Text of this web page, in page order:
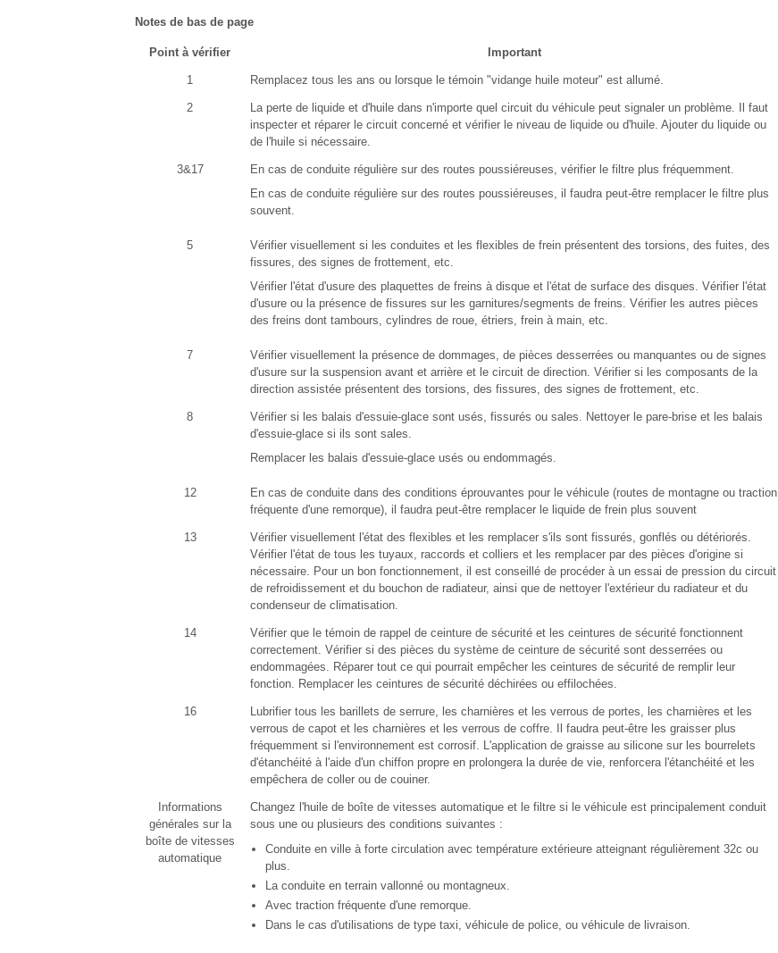
Notes de bas de page
Point à vérifier Important
1 Remplacez tous les ans ou lorsque le témoin "vidange huile moteur" est allumé.
2
La perte de liquide et d'huile dans n'importe quel circuit du véhicule peut signaler un problème. Il faut
inspecter et réparer le circuit concerné et vérifier le niveau de liquide ou d'huile. Ajouter du liquide ou
de l'huile si nécessaire.
3&17
En cas de conduite régulière sur des routes poussiéreuses, vérifier le filtre plus fréquemment.
En cas de conduite régulière sur des routes poussiéreuses, il faudra peut-être remplacer le filtre plus
souvent.
5
Vérifier visuellement si les conduites et les flexibles de frein présentent des torsions, des fuites, des
fissures, des signes de frottement, etc.
Vérifier l'état d'usure des plaquettes de freins à disque et l'état de surface des disques. Vérifier l'état
d'usure ou la présence de fissures sur les garnitures/segments de freins. Vérifier les autres pièces
des freins dont tambours, cylindres de roue, étriers, frein à main, etc.
7
Vérifier visuellement la présence de dommages, de pièces desserrées ou manquantes ou de signes
d'usure sur la suspension avant et arrière et le circuit de direction. Vérifier si les composants de la
direction assistée présentent des torsions, des fissures, des signes de frottement, etc.
8
Vérifier si les balais d'essuie-glace sont usés, fissurés ou sales. Nettoyer le pare-brise et les balais
d'essuie-glace si ils sont sales.
Remplacer les balais d'essuie-glace usés ou endommagés.
12
En cas de conduite dans des conditions éprouvantes pour le véhicule (routes de montagne ou traction
fréquente d'une remorque), il faudra peut-être remplacer le liquide de frein plus souvent
13
Vérifier visuellement l'état des flexibles et les remplacer s'ils sont fissurés, gonflés ou détériorés.
Vérifier l'état de tous les tuyaux, raccords et colliers et les remplacer par des pièces d'origine si
nécessaire. Pour un bon fonctionnement, il est conseillé de procéder à un essai de pression du circuit
de refroidissement et du bouchon de radiateur, ainsi que de nettoyer l'extérieur du radiateur et du
condenseur de climatisation.
14
Vérifier que le témoin de rappel de ceinture de sécurité et les ceintures de sécurité fonctionnent
correctement. Vérifier si des pièces du système de ceinture de sécurité sont desserrées ou
endommagées. Réparer tout ce qui pourrait empêcher les ceintures de sécurité de remplir leur
fonction. Remplacer les ceintures de sécurité déchirées ou effilochées.
16
Lubrifier tous les barillets de serrure, les charnières et les verrous de portes, les charnières et les
verrous de capot et les charnières et les verrous de coffre. Il faudra peut-être les graisser plus
fréquemment si l'environnement est corrosif. L'application de graisse au silicone sur les bourrelets
d'étanchéité à l'aide d'un chiffon propre en prolongera la durée de vie, renforcera l'étanchéité et les
empêchera de coller ou de couiner.
Informations
générales sur la
boîte de vitesses
automatique
Changez l'huile de boîte de vitesses automatique et le filtre si le véhicule est principalement conduit
sous une ou plusieurs des conditions suivantes :
Conduite en ville à forte circulation avec température extérieure atteignant régulièrement 32c ou
plus.
La conduite en terrain vallonné ou montagneux.
Avec traction fréquente d'une remorque.
Dans le cas d'utilisations de type taxi, véhicule de police, ou véhicule de livraison.